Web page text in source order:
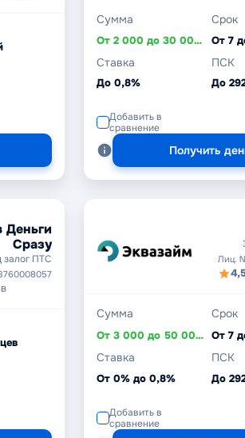
Сумма
От 2 000 до 30 000 ₽
Срок
От 7
Ставка
До 0,8%
ПСК
До
Добавить в
сравнение
Получить
Деньги
Сразу
залог ПТС Лиц.
Сумма
От 3 000 до 50 000 ₽
Срок
От 7
Ставка
От 0% до 0,8%
ПСК
До
Добавить в
сравнение